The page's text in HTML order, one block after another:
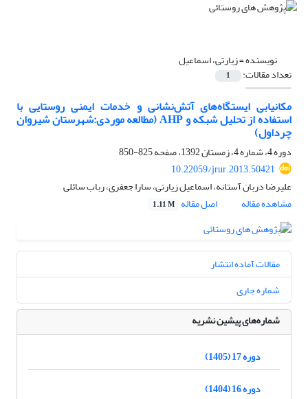
نویسنده =زیارتی، اسماعیل
تعداد مقالات: 1
مکانیابی ایستگاه‌های آتش‌نشانی و خدمات ایمنی روستایی با
استفاده از تحلیل شبکه و AHP (مطالعه موردی:‌شهرستان شیروان
چرداول)
دوره 4، شماره 4، زمستان 1392، صفحه
825-850
10.22059/jrur.2013.50421
علیرضا دربان آستانه، اسماعیل زیارتی، سارا جعفری، رباب سائلی
مشاهده مقاله
اصل مقاله 1.11 M
مقالات آماده انتشار
شماره جاری
شماره‌های پیشین نشریه
دوره 17 (1405)
دوره 16 (1404)